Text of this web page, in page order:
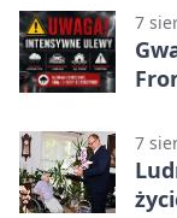
7
7